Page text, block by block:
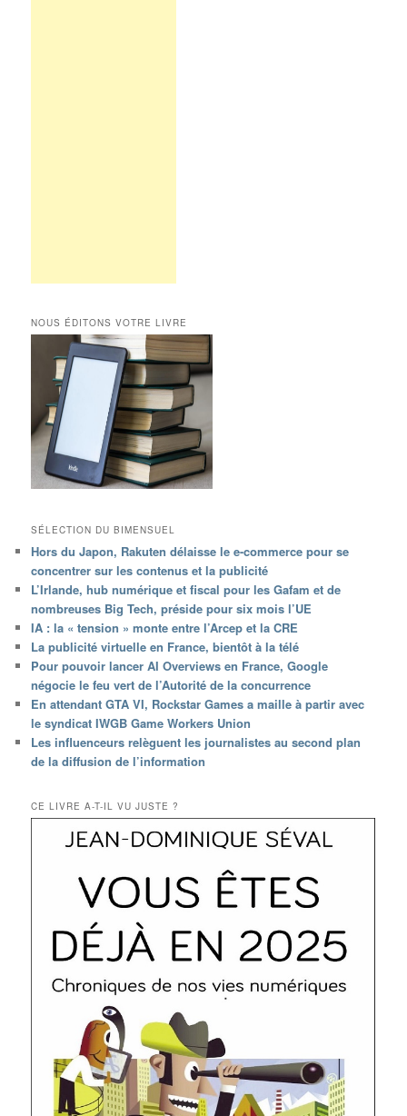
NOUS ÉDITONS VOTRE LIVRE
SÉLECTION DU BIMENSUEL
Hors du Japon, Rakuten délaisse le e-commerce pour se
concentrer sur les contenus et la publicité
L’Irlande, hub numérique et fiscal pour les Gafam et de
nombreuses Big Tech, préside pour six mois l’UE
IA : la « tension » monte entre l’Arcep et la CRE
La publicité virtuelle en France, bientôt à la télé
Pour pouvoir lancer AI Overviews en France, Google
négocie le feu vert de l’Autorité de la concurrence
En attendant GTA VI, Rockstar Games a maille à partir avec
le syndicat IWGB Game Workers Union
Les influenceurs relèguent les journalistes au second plan
de la diffusion de l’information
CE LIVRE A-T-IL VU JUSTE ?